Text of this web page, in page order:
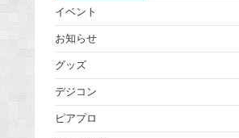
イベント
お知らせ
グッズ
デジコン
ピアプロ